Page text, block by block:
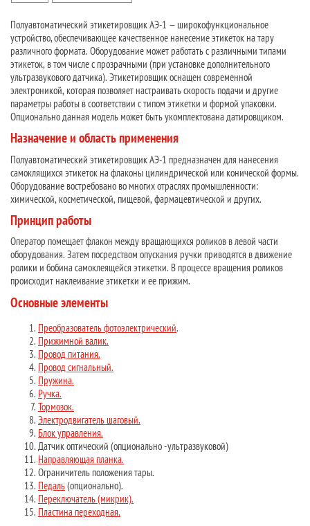
Полуавтоматический этикетировщик АЭ-1 — широкофункциональное
устройство, обеспечивающее качественное нанесение этикеток на тару
различного формата. Оборудование может работать с различными типами
этикеток, в том числе с прозрачными (при установке дополнительного
ультразвукового датчика). Этикетировщик оснащен современной
электроникой, которая позволяет настраивать скорость подачи и другие
параметры работы в соответствии с типом этикетки и формой упаковки.
Опционально данная модель может быть укомплектована датировщиком.
Назначение и область применения
Полуавтоматический этикетировщик АЭ-1 предназначен для нанесения
самоклящихся этикеток на флаконы цилиндрической или конической формы.
Оборудование востребовано во многих отраслях промышленности:
химической, косметической, пищевой, фармацевтической и других.
Принцип работы
Оператор помещает флакон между вращающихся роликов в левой части
оборудования. Затем посредством опускания ручки приводятся в движение
ролики и бобина самоклеящейся этикетки. В процессе вращения роликов
происходит наклеивание этикетки и ее прижим.
Основные элементы
Преобразователь фотоэлектрический.
Прижимной валик.
Провод питания.
Провод сигнальный.
Пружина.
Ручка.
Тормозок.
Электродвигатель шаговый.
Блок управления.
Датчик оптический (опционально - ультразвуковой)
Направляющая планка.
Ограничитель положения тары.
Педаль(опционально).
Переключатель (микрик).
Пластина переходная.